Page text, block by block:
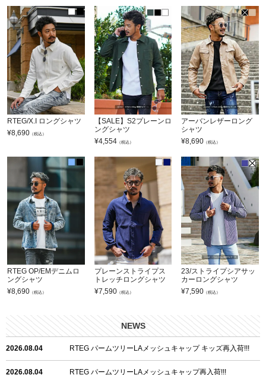
RTEG/X.I ロングシャツ
¥8,690 （税込）
【SALE】S2プレーンロ
ングシャツ
¥4,554（税込）
アーバンレザーロング
シャツ
¥8,690 （税込）
RTEG OP/EMデニムロ
ングシャツ
¥8,690 （税込）
プレーンストライプス
トレッチロングシャツ
¥7,590（税込）
23/ストライプシアサッ
カーロングシャツ
¥7,590 （税込）
NEWS
2026.08.04 RTEG パームツリーLAメッシュキャップ キッズ再入荷!!!
2026.08.04 RTEG パームツリーLAメッシュキャップ再入荷!!!